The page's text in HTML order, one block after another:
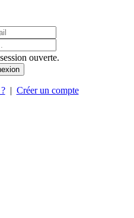
ouverte.
| Créer un compte